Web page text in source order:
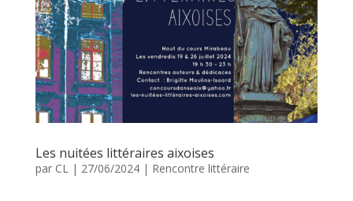
Les nuitées littéraires aixoises
par CL| 27/06/2024| Rencontre littéraire